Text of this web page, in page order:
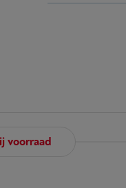
voorraad